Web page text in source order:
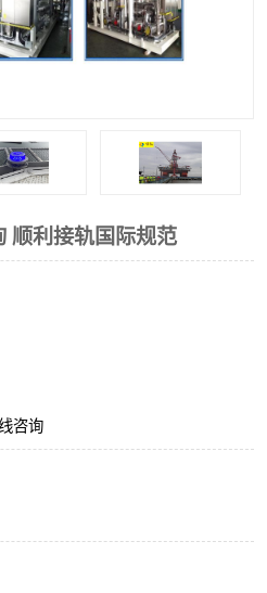
顺利接轨国际规范
咨询